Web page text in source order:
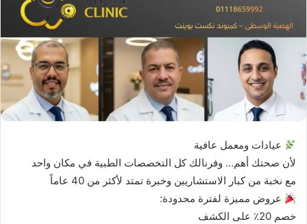
ر
و
ن
ي
ا
عيادات ومعمل عافية
لأن صحتك أهم… وفرنالك كل التخصصات الطبية في مكان واحد
مع نخبة من كبار الاستشاريين وخبرة تمتد لأكثر من 40 عاماً
عروض مميزة لفترة محدودة:
خصم 20٪ على الكشف